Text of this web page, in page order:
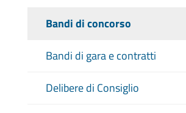
Bandi di concorso
Bandi di gara e contratti
Delibere di Consiglio